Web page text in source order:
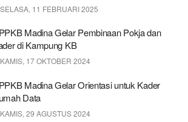
11 FEBRUARI 2025
Madina Gelar Pembinaan Pokja dan
di Kampung KB
17 OKTOBER 2024
Madina Gelar Orientasi untuk Kader
Data
29 AGUSTUS 2024